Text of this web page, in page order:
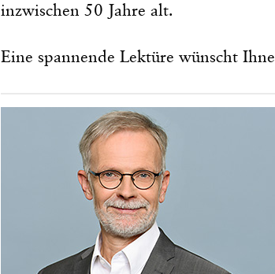
inzwischen 50 Jahre alt.
Eine spannende Lektüre wünscht